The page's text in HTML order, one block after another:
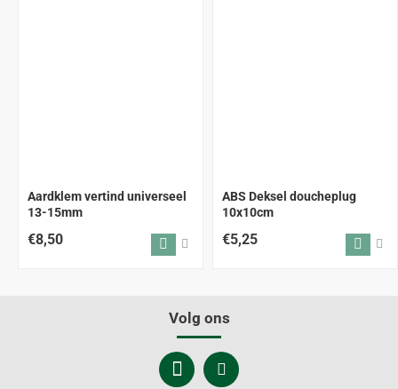
Aardklem vertind universeel
13-15mm
€8,50
ABS Deksel doucheplug
10x10cm
€5,25
Volg ons